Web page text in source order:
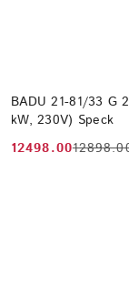
BADU 21-81/33 G
kW, 230V) Speck
Cena
12498.00
Cena